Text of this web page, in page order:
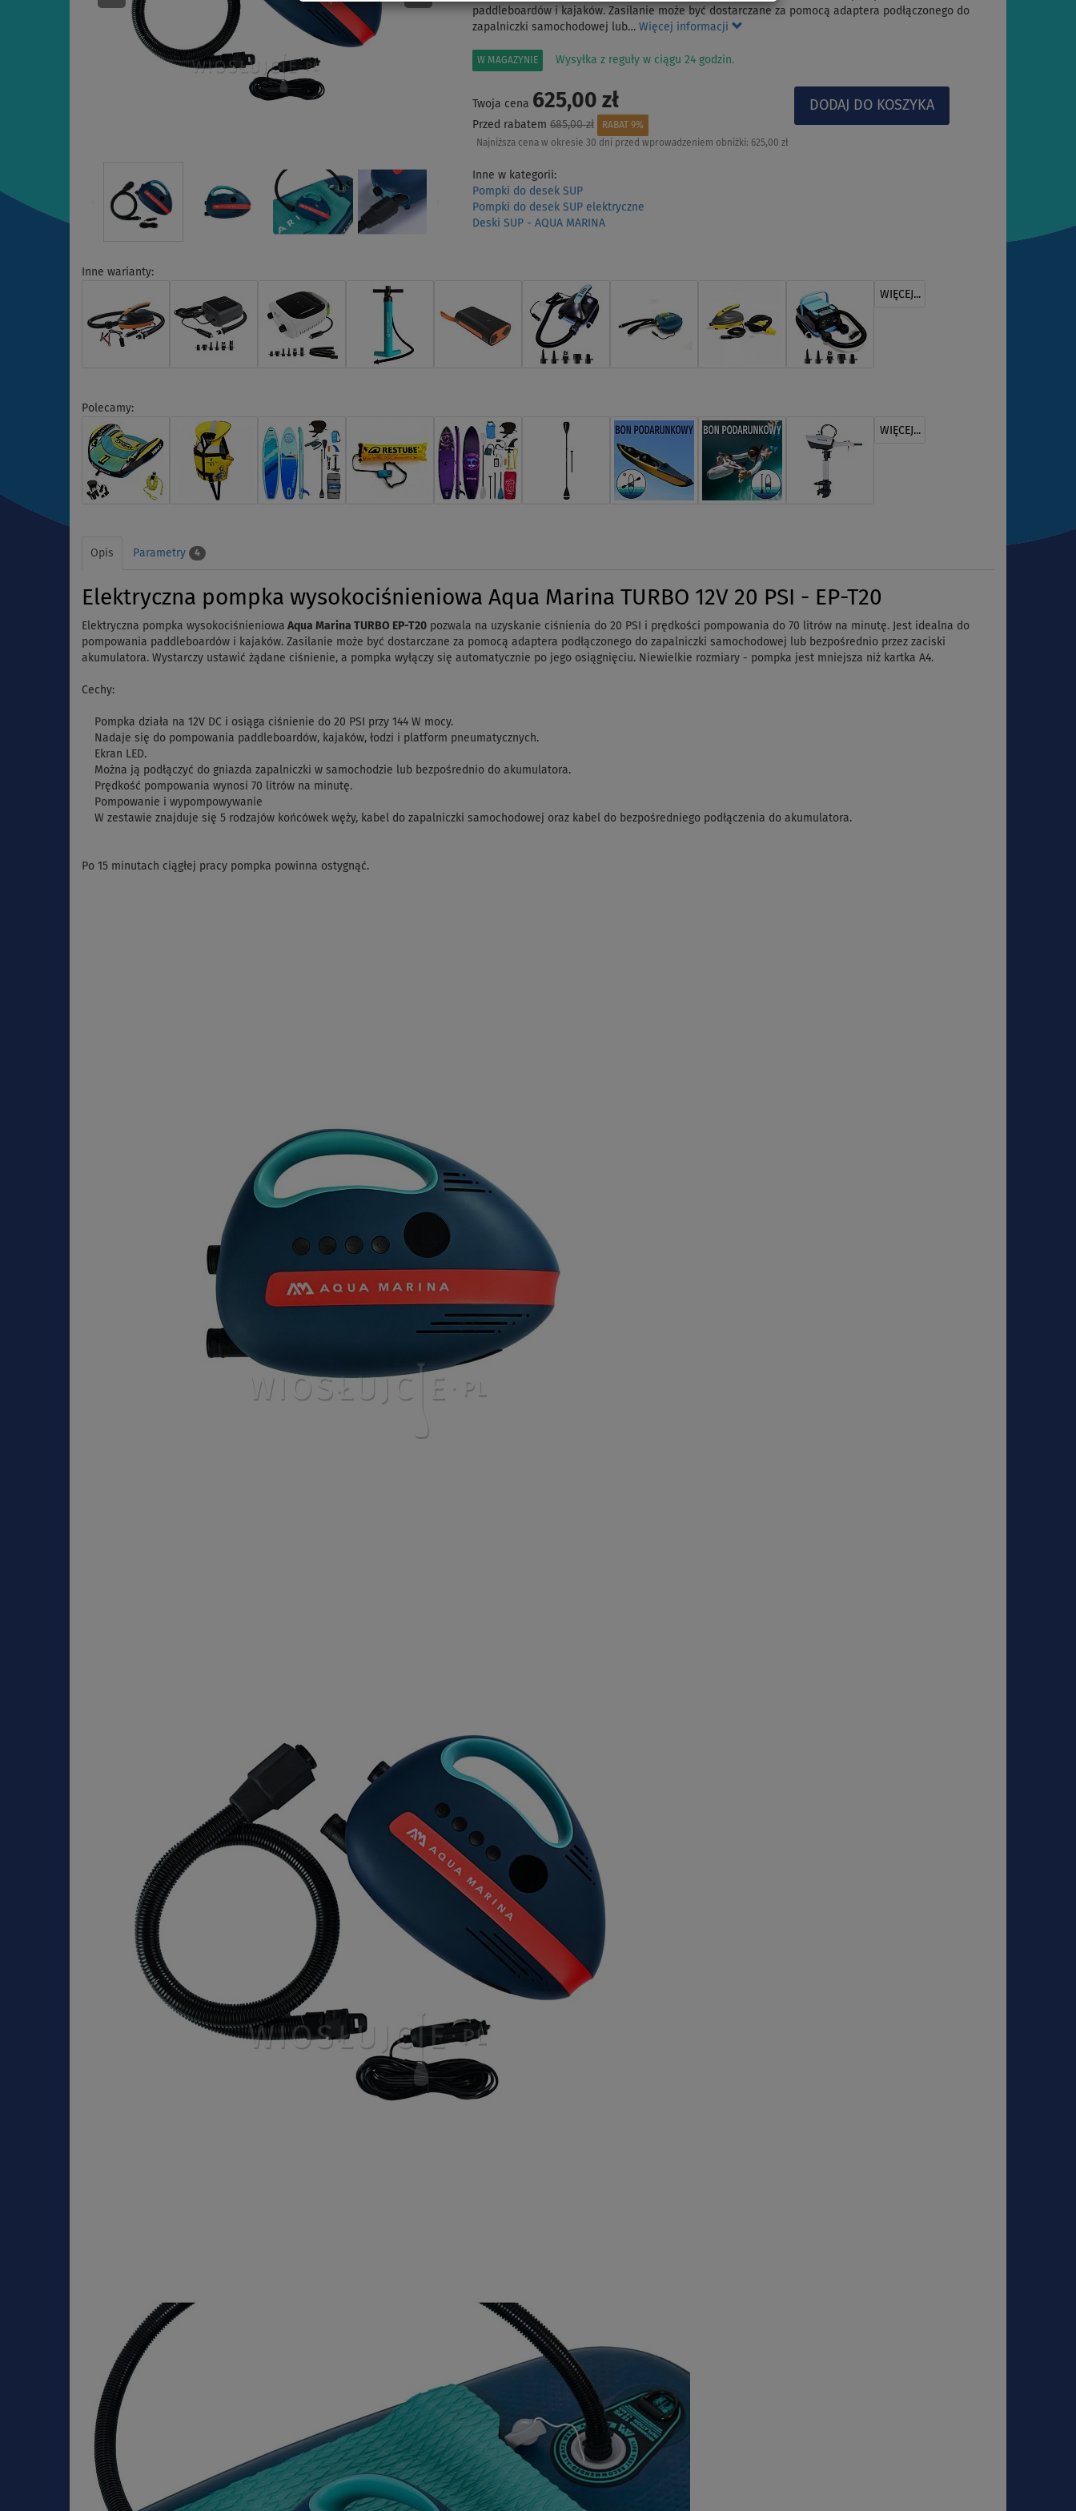
paddleboardów i kajaków. Zasilanie może być dostarczane za pomocą adaptera podłączonego do
zapalniczki samochodowej lub… Więcej informacji
W MAGAZYNIE Wysyłka z reguły w ciągu 24 godzin.
Twoja cena 625,00 zł
Przed rabatem685,00 zł
RABAT 9%
Najniższa cena w okresie 30 dni przed wprowadzeniem obniżki: 625,00 zł
Inne w kategorii:
Pompki do desek SUP
Pompki do desek SUP elektryczne
Deski SUP - AQUA MARINA
Inne warianty:
WIĘCEJ...
Polecamy:
WIĘCEJ...
Opis Parametry 4
Elektryczna pompka wysokociśnieniowa Aqua Marina TURBO 12V 20 PSI - EP-T20
Elektryczna pompka wysokociśnieniowa Aqua Marina TURBO EP-T20 pozwala na uzyskanie ciśnienia do 20 PSI i prędkości pompowania do 70 litrów na minutę. Jest idealna do
pompowania paddleboardów i kajaków. Zasilanie może być dostarczane za pomocą adaptera podłączonego do zapalniczki samochodowej lub bezpośrednio przez zaciski
akumulatora. Wystarczy ustawić żądane ciśnienie, a pompka wyłączy się automatycznie po jego osiągnięciu. Niewielkie rozmiary - pompka jest mniejsza niż kartka A4.
Cechy:
Pompka działa na 12V DC i osiąga ciśnienie do 20 PSI przy 144 W mocy.
Nadaje się do pompowania paddleboardów, kajaków, łodzi i platform pneumatycznych.
Ekran LED.
Można ją podłączyć do gniazda zapalniczki w samochodzie lub bezpośrednio do akumulatora.
Prędkość pompowania wynosi 70 litrów na minutę.
Pompowanie i wypompowywanie
W zestawie znajduje się 5 rodzajów końcówek węży, kabel do zapalniczki samochodowej oraz kabel do bezpośredniego podłączenia do akumulatora.
Po 15 minutach ciągłej pracy pompka powinna ostygnąć.